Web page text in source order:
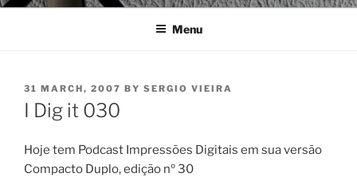
Menu
POSTED
ON
31 MARCH, 2007 BY SERGIO VIEIRA
I Dig it 030
Hoje tem Podcast Impressões Digitais em sua versão
Compacto Duplo, edição nº 30